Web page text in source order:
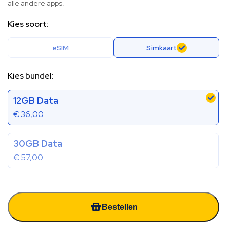
alle andere apps.
Kies soort:
eSIM Simkaart
Kies bundel:
12GB Data
€36,00
30GB Data
€57,00
Bestellen